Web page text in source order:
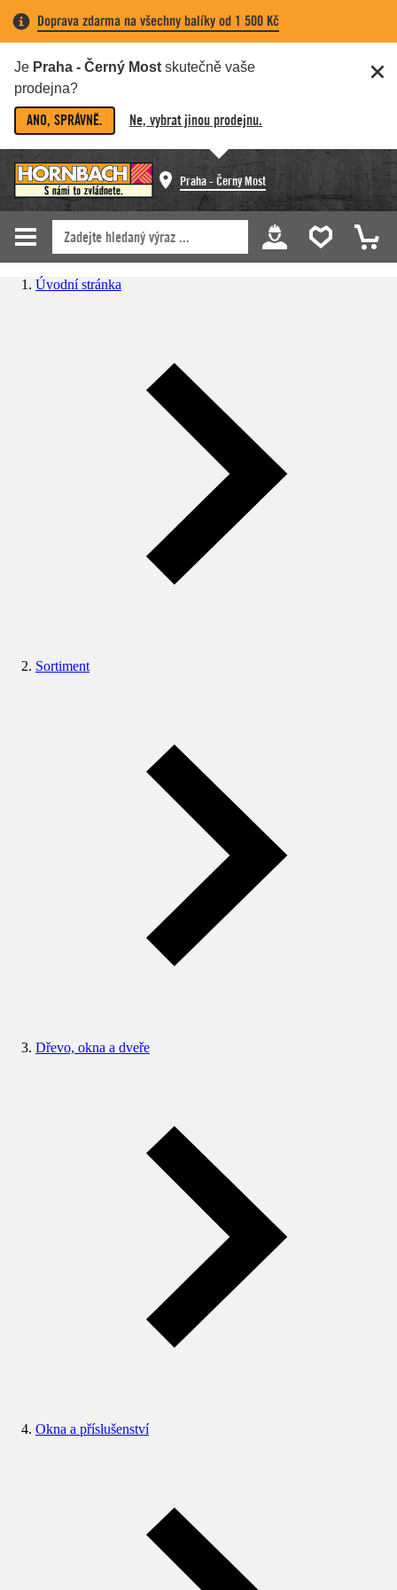
Doprava zdarma na všechny balíky od 1 500 Kč
Je Praha - Černý Most skutečně vaše
prodejna?
ANO, SPRÁVNĚ. Ne, vybrat jinou prodejnu.
Praha - Černý Most
Úvodní stránka
Sortiment
Dřevo, okna a dveře
Okna a příslušenství